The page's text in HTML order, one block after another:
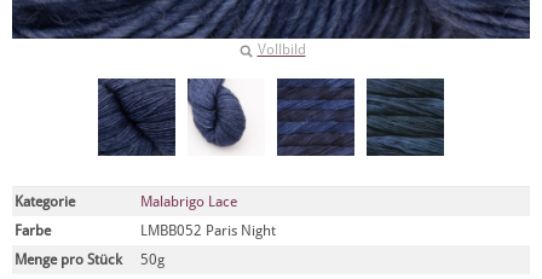
Vollbild
Kategorie
Malabrigo Lace
Farbe
LMBB052 Paris Night
Menge pro Stück
50g